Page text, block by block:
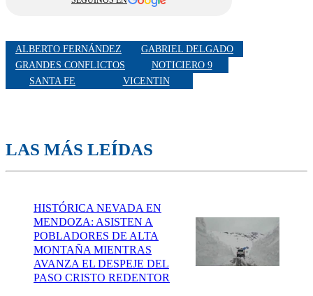
ALBERTO FERNÁNDEZ
GABRIEL DELGADO
GRANDES CONFLICTOS
NOTICIERO 9
SANTA FE
VICENTIN
LAS MÁS LEÍDAS
HISTÓRICA NEVADA EN
MENDOZA: ASISTEN A
POBLADORES DE ALTA
MONTAÑA MIENTRAS
AVANZA EL DESPEJE DEL
PASO CRISTO REDENTOR